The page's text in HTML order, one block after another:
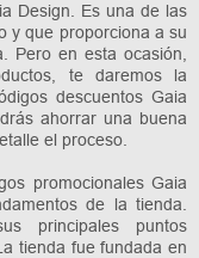
Design. Es una de las
y que proporciona a su
Pero en esta ocasión,
te daremos la
descuentos Gaia
ahorrar una buena
el proceso.
promocionales Gaia
de la tienda.
principales puntos
tienda fue fundada en